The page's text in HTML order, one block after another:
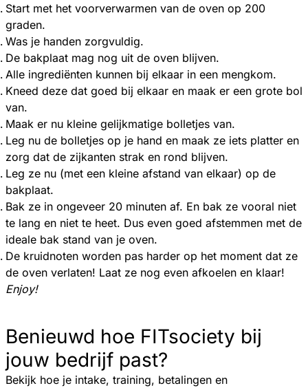
Start met het voorverwarmen van de oven op 200
graden.
Was je handen zorgvuldig.
De bakplaat mag nog uit de oven blijven.
Alle ingrediënten kunnen bij elkaar in een mengkom.
Kneed deze dat goed bij elkaar en maak er een grote bol
van.
Maak er nu kleine gelijkmatige bolletjes van.
Leg nu de bolletjes op je hand en maak ze iets platter en
zorg dat de zijkanten strak en rond blijven.
Leg ze nu (met een kleine afstand van elkaar) op de
bakplaat.
Bak ze in ongeveer 20 minuten af. En bak ze vooral niet
te lang en niet te heet. Dus even goed afstemmen met de
ideale bak stand van je oven.
De kruidnoten worden pas harder op het moment dat ze
de oven verlaten! Laat ze nog even afkoelen en klaar!
Enjoy!
Benieuwd hoe FITsociety bij
jouw bedrijf past?
Bekijk hoe je intake, training, betalingen en